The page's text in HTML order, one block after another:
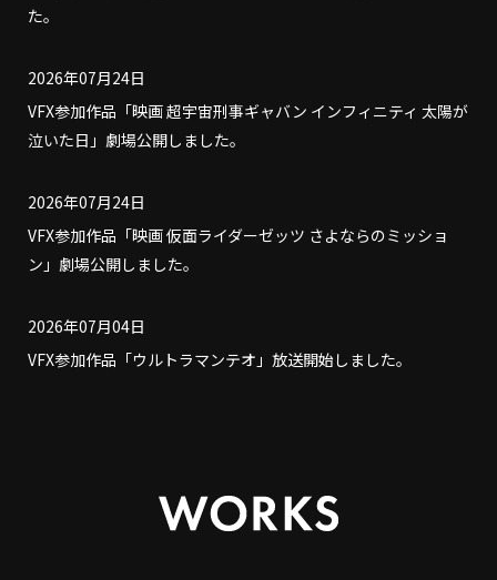
た。
2026年07月24日
VFX参加作品「映画 超宇宙刑事ギャバン インフィニティ 太陽が
泣いた日」劇場公開しました。
2026年07月24日
VFX参加作品「映画 仮面ライダーゼッツ さよならのミッショ
ン」劇場公開しました。
2026年07月04日
VFX参加作品「ウルトラマンテオ」放送開始しました。